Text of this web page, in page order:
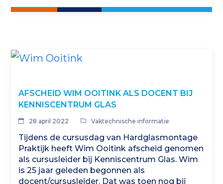
AFSCHEID WIM OOITINK ALS DOCENT BIJ
KENNISCENTRUM GLAS
28 april 2022 Vaktechnische informatie
Tijdens de cursusdag van Hardglasmontage
Praktijk heeft Wim Ooitink afscheid genomen
als cursusleider bij Kenniscentrum Glas. Wim
is 25 jaar geleden begonnen als
docent/cursusleider. Dat was toen nog bij